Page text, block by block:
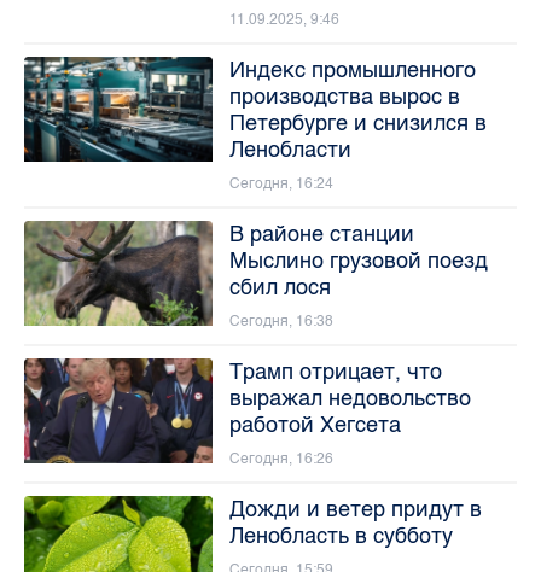
11.09.2025, 9:46
Индекс промышленного
производства вырос в
Петербурге и снизился в
Ленобласти
Сегодня, 16:24
В районе станции
Мыслино грузовой поезд
сбил лося
Сегодня, 16:38
Трамп отрицает, что
выражал недовольство
работой Хегсета
Сегодня, 16:26
Дожди и ветер придут в
Ленобласть в субботу